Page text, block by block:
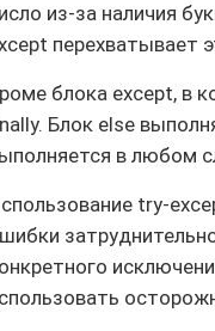
из-за наличия
перехватывает
блока except, в
Блок else
в любом
try-